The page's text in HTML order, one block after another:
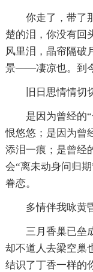
你走了，带了
楚的泪，你没有回
风里泪，晶帘隔破
景——凄凉也。到
旧日思情情切
是因为曾经的
恨悠悠；是因为曾
添泪一痕；是曾经
会“离未动身问归
眷恋。
多情伴我咏黄
三月香巢已垒
却不道人去梁空巢
结识了丁香一样的